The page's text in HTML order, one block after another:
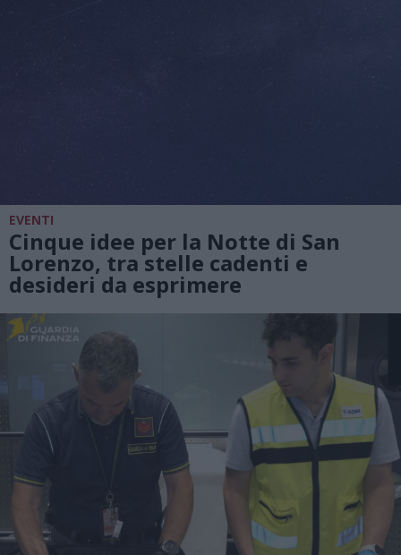
EVENTI
Cinque idee per la Notte di San
Lorenzo, tra stelle cadenti e
desideri da esprimere